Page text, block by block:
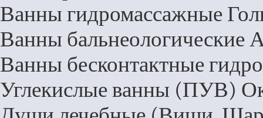
Ванны гидромассажные
Ванны бальнеологические
Ванны бесконтактные
Углекислые ванны (ПУВ)